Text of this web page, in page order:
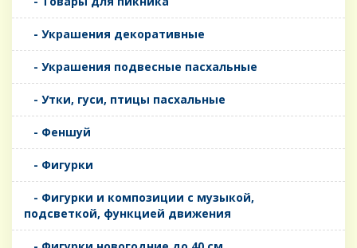
- Украшения декоративные
- Украшения подвесные пасхальные
- Утки, гуси, птицы пасхальные
- Феншуй
- Фигурки
- Фигурки и композиции с музыкой,
подсветкой, функцией движения